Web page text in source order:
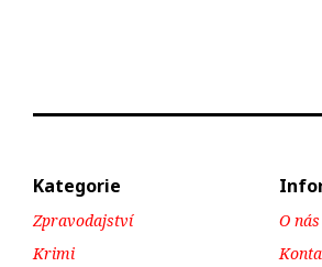
Kategorie
Zpravodajství
Krimi
O nás